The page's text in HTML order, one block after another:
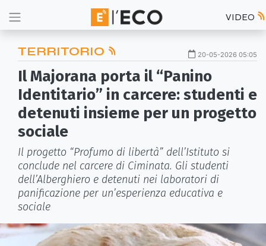
VIDEO
TERRITORIO 20-05-2026 05:05
Il Majorana porta il “Panino
Identitario” in carcere: studenti e
detenuti insieme per un progetto
sociale
Il progetto “Profumo di libertà” dell’Istituto si
conclude nel carcere di Ciminata. Gli studenti
dell’Alberghiero e detenuti nei laboratori di
panificazione per un’esperienza educativa e
sociale